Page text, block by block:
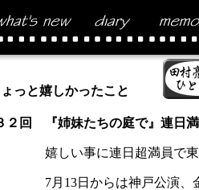
っと嬉しかったこと
２回 『姉妹たちの庭で』連日
嬉しい事に連日超満員で
7月13日からは神戸公演、